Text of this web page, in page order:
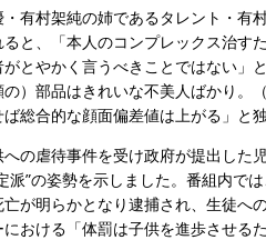
有村架純の姉であるタレント・有
と、「本人のコンプレックス治す
とやかく言うべきことではない」
の）部品はきれいな不美人ばかり
総合的な顔面偏差値は上がる」と
の虐待事件を受け政府が提出した
派”の姿勢を示しました。番組内で
が明らかとなり逮捕され、生徒へ
おける「体罰は子供を進歩させる